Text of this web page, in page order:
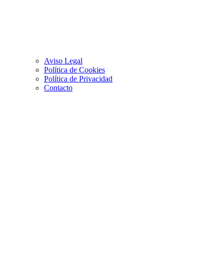
Aviso Legal
Política de Cookies
Política de Privacidad
Contacto